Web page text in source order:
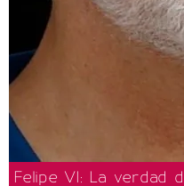
Felipe VI: La verdad